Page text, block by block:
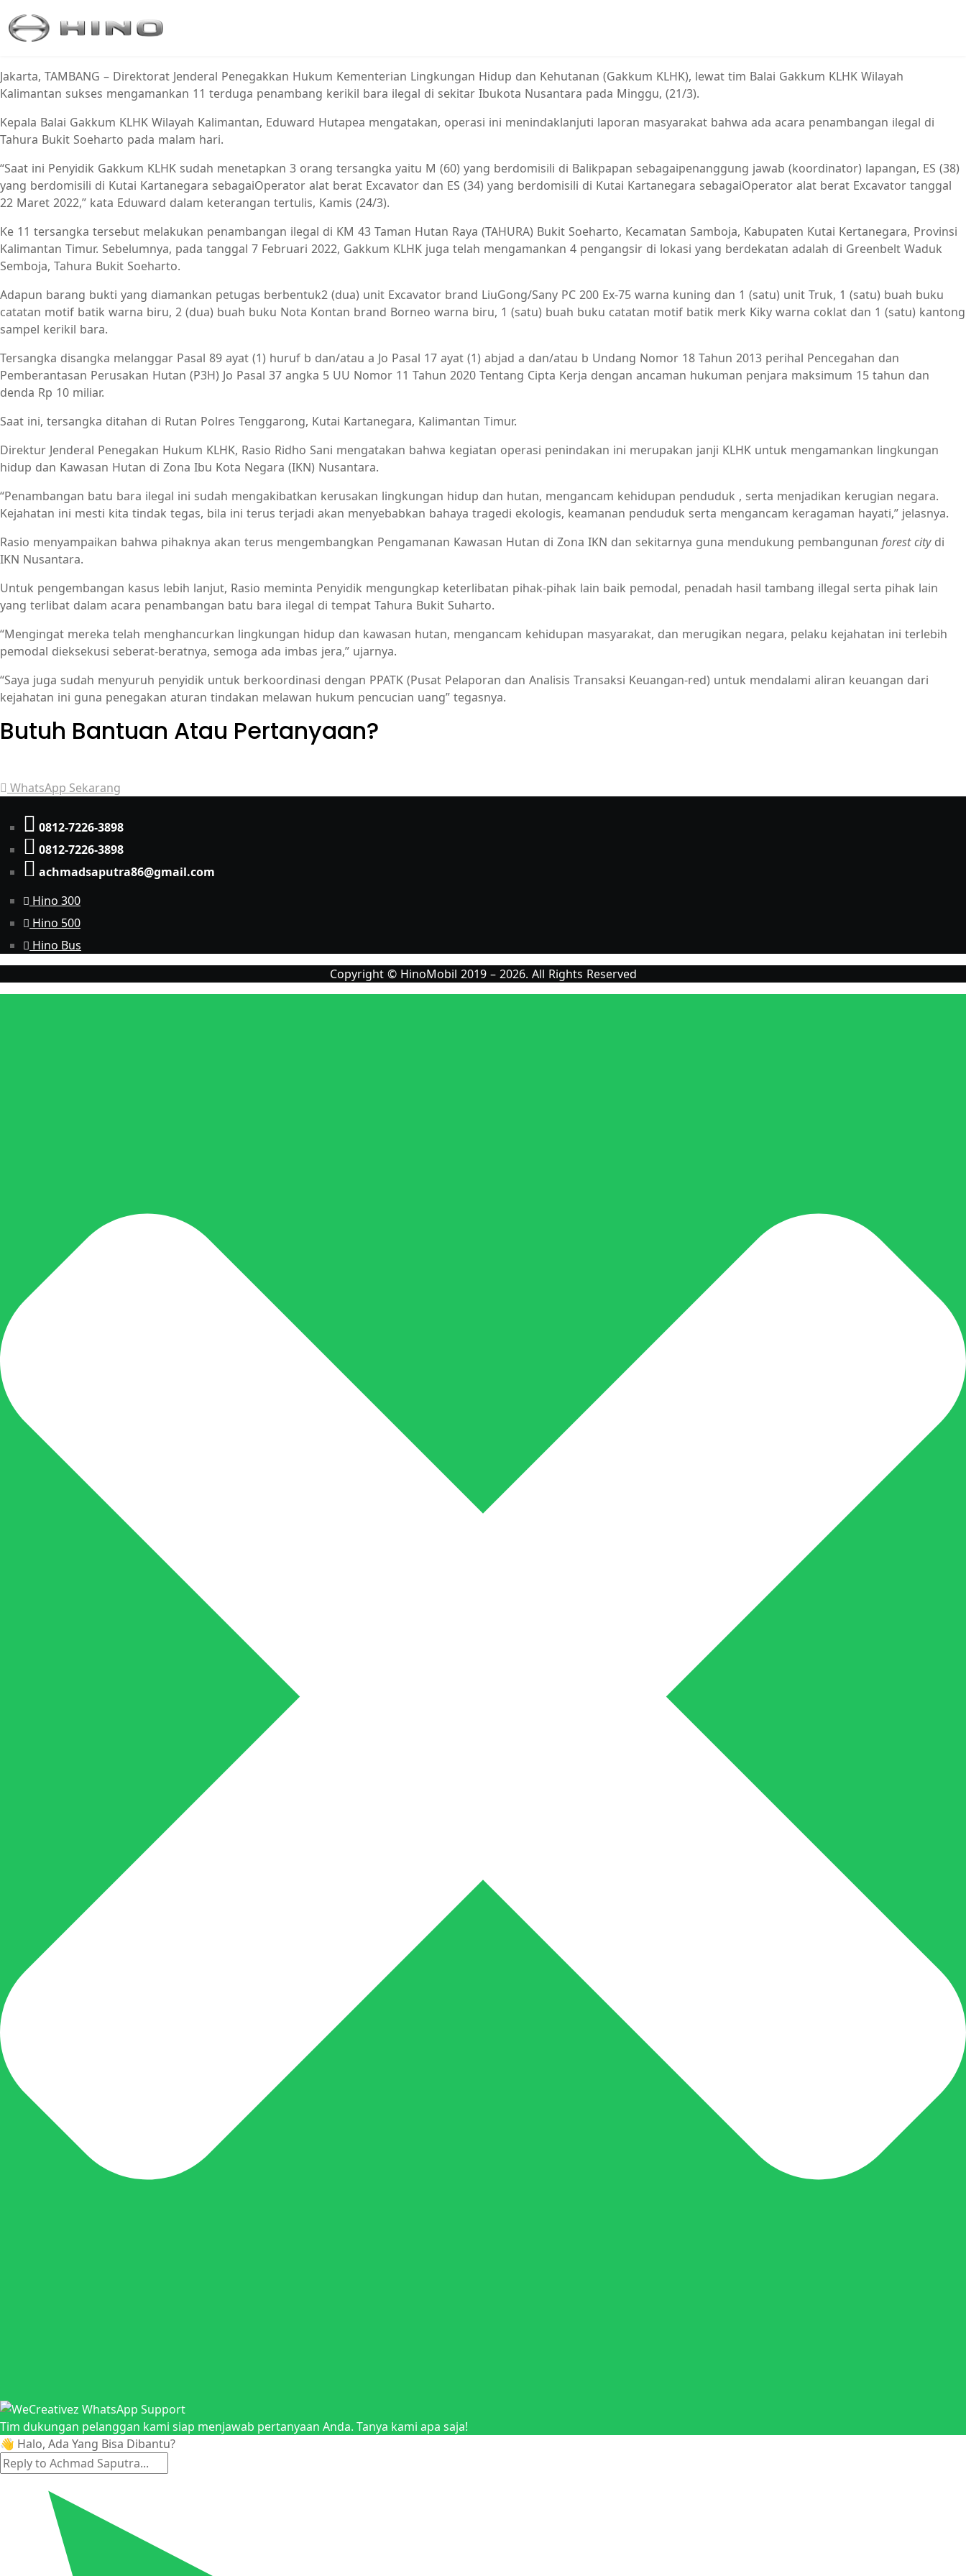
Jakarta, TAMBANG – Direktorat Jenderal Penegakkan Hukum Kementerian Lingkungan Hidup dan Kehutanan (Gakkum KLHK), lewat tim Balai Gakkum KLHK Wilayah
Kalimantan sukses mengamankan 11 terduga penambang kerikil bara ilegal di sekitar Ibukota Nusantara pada Minggu, (21/3).
Kepala Balai Gakkum KLHK Wilayah Kalimantan, Eduward Hutapea mengatakan, operasi ini menindaklanjuti laporan masyarakat bahwa ada acara penambangan ilegal di
Tahura Bukit Soeharto pada malam hari.
“Saat ini Penyidik Gakkum KLHK sudah menetapkan 3 orang tersangka yaitu M (60) yang berdomisili di Balikpapan sebagaipenanggung jawab (koordinator) lapangan, ES (38)
yang berdomisili di Kutai Kartanegara sebagaiOperator alat berat Excavator dan ES (34) yang berdomisili di Kutai Kartanegara sebagaiOperator alat berat Excavator tanggal
22 Maret 2022,” kata Eduward dalam keterangan tertulis, Kamis (24/3).
Ke 11 tersangka tersebut melakukan penambangan ilegal di KM 43 Taman Hutan Raya (TAHURA) Bukit Soeharto, Kecamatan Samboja, Kabupaten Kutai Kertanegara, Provinsi
Kalimantan Timur. Sebelumnya, pada tanggal 7 Februari 2022, Gakkum KLHK juga telah mengamankan 4 pengangsir di lokasi yang berdekatan adalah di Greenbelt Waduk
Semboja, Tahura Bukit Soeharto.
Adapun barang bukti yang diamankan petugas berbentuk2 (dua) unit Excavator brand LiuGong/Sany PC 200 Ex-75 warna kuning dan 1 (satu) unit Truk, 1 (satu) buah buku
catatan motif batik warna biru, 2 (dua) buah buku Nota Kontan brand Borneo warna biru, 1 (satu) buah buku catatan motif batik merk Kiky warna coklat dan 1 (satu) kantong
sampel kerikil bara.
Tersangka disangka melanggar Pasal 89 ayat (1) huruf b dan/atau a Jo Pasal 17 ayat (1) abjad a dan/atau b Undang Nomor 18 Tahun 2013 perihal Pencegahan dan
Pemberantasan Perusakan Hutan (P3H) Jo Pasal 37 angka 5 UU Nomor 11 Tahun 2020 Tentang Cipta Kerja dengan ancaman hukuman penjara maksimum 15 tahun dan
denda Rp 10 miliar.
Saat ini, tersangka ditahan di Rutan Polres Tenggarong, Kutai Kartanegara, Kalimantan Timur.
Direktur Jenderal Penegakan Hukum KLHK, Rasio Ridho Sani mengatakan bahwa kegiatan operasi penindakan ini merupakan janji KLHK untuk mengamankan lingkungan
hidup dan Kawasan Hutan di Zona Ibu Kota Negara (IKN) Nusantara.
“Penambangan batu bara ilegal ini sudah mengakibatkan kerusakan lingkungan hidup dan hutan, mengancam kehidupan penduduk , serta menjadikan kerugian negara.
Kejahatan ini mesti kita tindak tegas, bila ini terus terjadi akan menyebabkan bahaya tragedi ekologis, keamanan penduduk serta mengancam keragaman hayati,” jelasnya.
Rasio menyampaikan bahwa pihaknya akan terus mengembangkan Pengamanan Kawasan Hutan di Zona IKN dan sekitarnya guna mendukung pembangunan forest citydi
IKN Nusantara.
Untuk pengembangan kasus lebih lanjut, Rasio meminta Penyidik mengungkap keterlibatan pihak-pihak lain baik pemodal, penadah hasil tambang illegal serta pihak lain
yang terlibat dalam acara penambangan batu bara ilegal di tempat Tahura Bukit Suharto.
“Mengingat mereka telah menghancurkan lingkungan hidup dan kawasan hutan, mengancam kehidupan masyarakat, dan merugikan negara, pelaku kejahatan ini terlebih
pemodal dieksekusi seberat-beratnya, semoga ada imbas jera,” ujarnya.
“Saya juga sudah menyuruh penyidik untuk berkoordinasi dengan PPATK (Pusat Pelaporan dan Analisis Transaksi Keuangan-red) untuk mendalami aliran keuangan dari
kejahatan ini guna penegakan aturan tindakan melawan hukum pencucian uang” tegasnya.
Butuh Bantuan Atau Pertanyaan?
WhatsApp Sekarang
0812-7226-3898
0812-7226-3898
achmadsaputra86@gmail.com
Hino 300
Hino 500
Hino Bus
Copyright © HinoMobil 2019 – 2026. All Rights Reserved
Tim dukungan pelanggan kami siap menjawab pertanyaan Anda. Tanya kami apa saja!
👋 Halo, Ada Yang Bisa Dibantu?